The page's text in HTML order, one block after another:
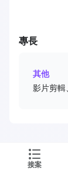
接案
專長
其他
影片剪